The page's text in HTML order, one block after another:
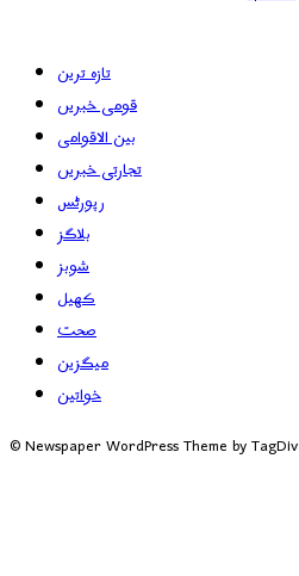
تازہ ترین
قومی خبریں
بین الاقوامی
تجارتی خبریں
رپورٹس
بلاگز
شوبز
کھیل
صحت
میگزین
خواتین
© Newspaper WordPress Theme by TagDiv